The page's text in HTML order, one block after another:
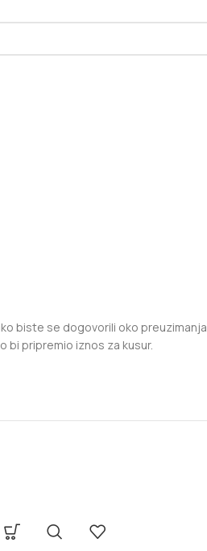
biste se dogovorili oko preuzimanja
bi pripremio iznos za kusur.